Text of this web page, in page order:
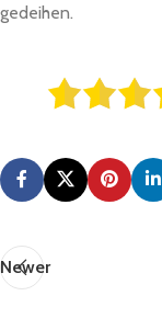
gedeihen.
Newer